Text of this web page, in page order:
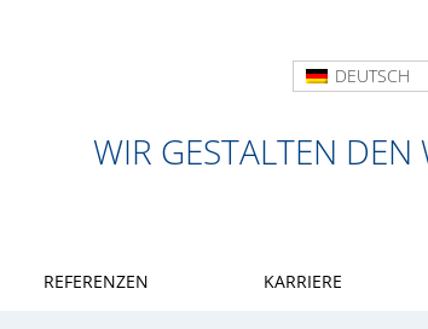
DEUTSCH
WIR GESTALTEN DEN
REFERENZEN KARRIERE